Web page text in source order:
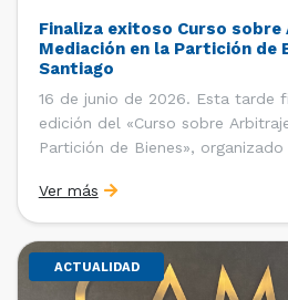
Finaliza exitoso Curso sobre
Mediación en la Partición de
Santiago
16 de junio de 2026. Esta tarde
edición del «Curso sobre
Partición de Bienes»,
Arbitraje y Mediación (CAM) de la
de Santiago (CCS). El curso
Ver más
ACTUALIDAD